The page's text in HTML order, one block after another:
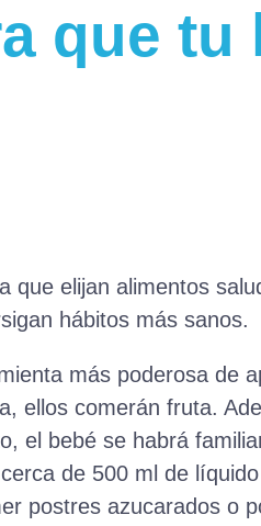
que tu
que elijan alimentos
hábitos más sanos.
más poderosa de
ellos comerán fruta.
el bebé se habrá
de 500 ml de
postres azucarados o